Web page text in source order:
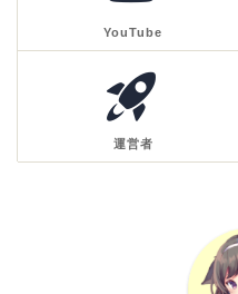
YouTube
運営者